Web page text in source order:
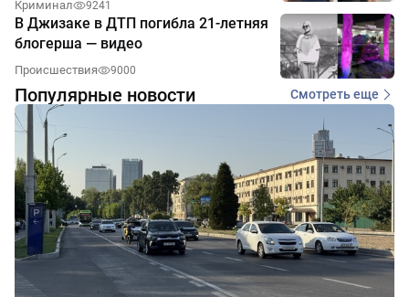
Криминал 9241
В Джизаке в ДТП погибла 21-летняя
блогерша — видео
Происшествия 9000
Популярные новости Смотреть еще